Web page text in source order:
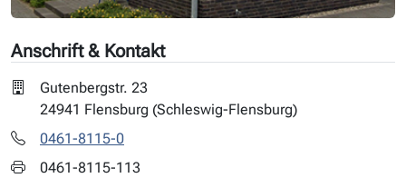
Anschrift & Kontakt
Gutenbergstr. 23
24941 Flensburg (Schleswig-Flensburg)
0461-8115-0
0461-8115-113